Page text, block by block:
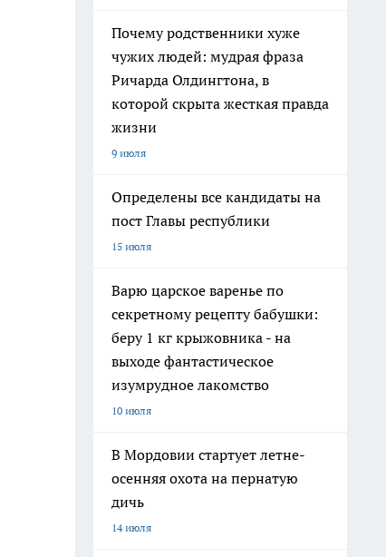
Почему родственники хуже
чужих людей: мудрая фраза
Ричарда Олдингтона, в
которой скрыта жесткая правда
жизни
9 июля
Определены все кандидаты на
пост Главы республики
15 июля
Варю царское варенье по
секретному рецепту бабушки:
беру 1 кг крыжовника - на
выходе фантастическое
изумрудное лакомство
10 июля
В Мордовии стартует летне-
осенняя охота на пернатую
дичь
14 июля